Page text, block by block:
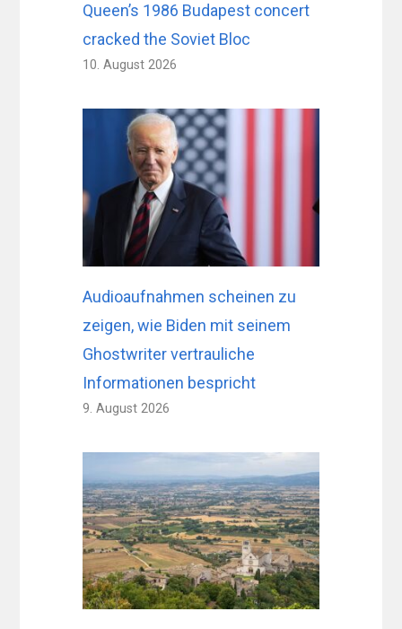
Queen’s 1986 Budapest concert
cracked the Soviet Bloc
10. August 2026
Audioaufnahmen scheinen zu
zeigen, wie Biden mit seinem
Ghostwriter vertrauliche
Informationen bespricht
9. August 2026